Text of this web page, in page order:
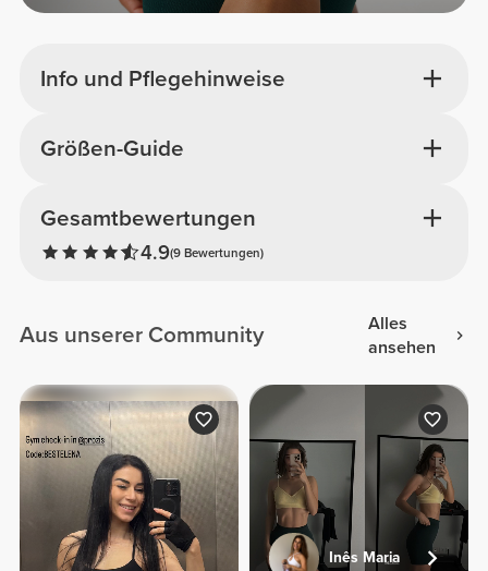
Info und Pflegehinweise
Gesamtbewertungen
4.9(9 Bewertungen)
Größen-Guide
Aus unserer Community
Alles
ansehen
Inês Maria